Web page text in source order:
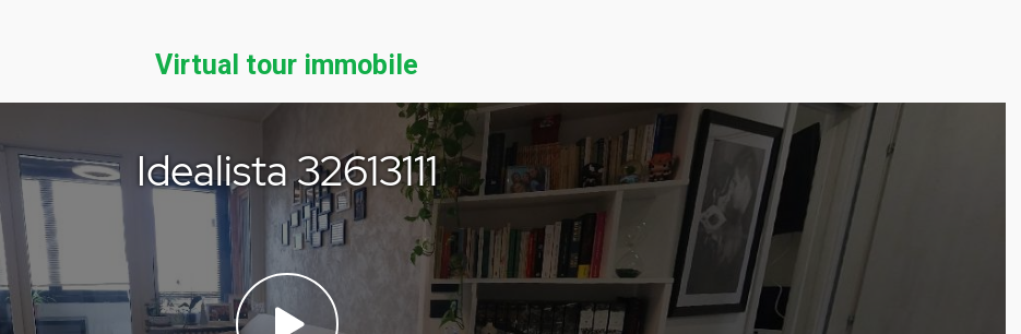
Virtual tour immobile